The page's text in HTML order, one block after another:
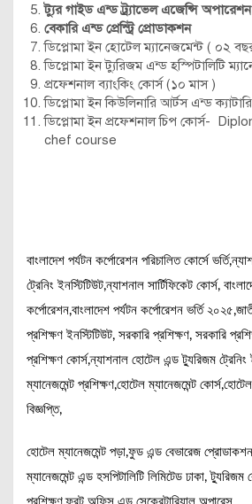
ট্যুর গাইড এন্ড ট্র্যাভেল এজেন্সি অপারেশন
বেকারি এন্ড প্রেস্ট্রি প্রোডাকশন
ডিপ্লোমা ইন হোটেল ম্যানেজমেন্ট ( ০২
ডিপ্লোমা ইন ট্যুরিজম এন্ড হস্পিটালিটি
প্রফেশনাল ব্যাংকিং কোর্স (১০ মাস )
ডিপ্লোমা ইন কিউলিনারি আর্টস এন্ড
ডিপ্লোমা ইন প্রফেশনাল চিপ কোর্স-
chef course
বাংলাদেশ পর্যটন কর্পোরেশন পরিচালিত কোর্সে
ট্রেনিং ইনস্টিটিউট,ন্যাশনাল সার্টিফিকেট কোর্স,
কর্পোরেশন,বাংলাদেশ পর্যটন কর্পোরেশন ভর্তি
প্রশিক্ষণ ইনস্টিটিউট, সরকারি প্রশিক্ষণ, সরকারি
প্রশিক্ষণ কোর্স,ন্যাশনাল হোটেল এন্ড ট্যুরিজম ট্রেনিং
ম্যানেজমেন্ট প্রশিক্ষণ,হোটেল ম্যানেজমেন্ট
বিজ্ঞপ্তি,
হোটেল ম্যানেজমেন্ট পড়া,ফুড এন্ড বেভারেজ
ম্যানেজমেন্ট এন্ড হসপিটালিটি লিমিটেড ঢাকা, ট্যুরিজম